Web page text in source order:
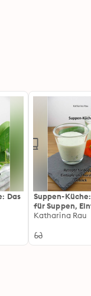
Das
Suppen-
für Suppen,
und herzhaftes
Katharina Rau